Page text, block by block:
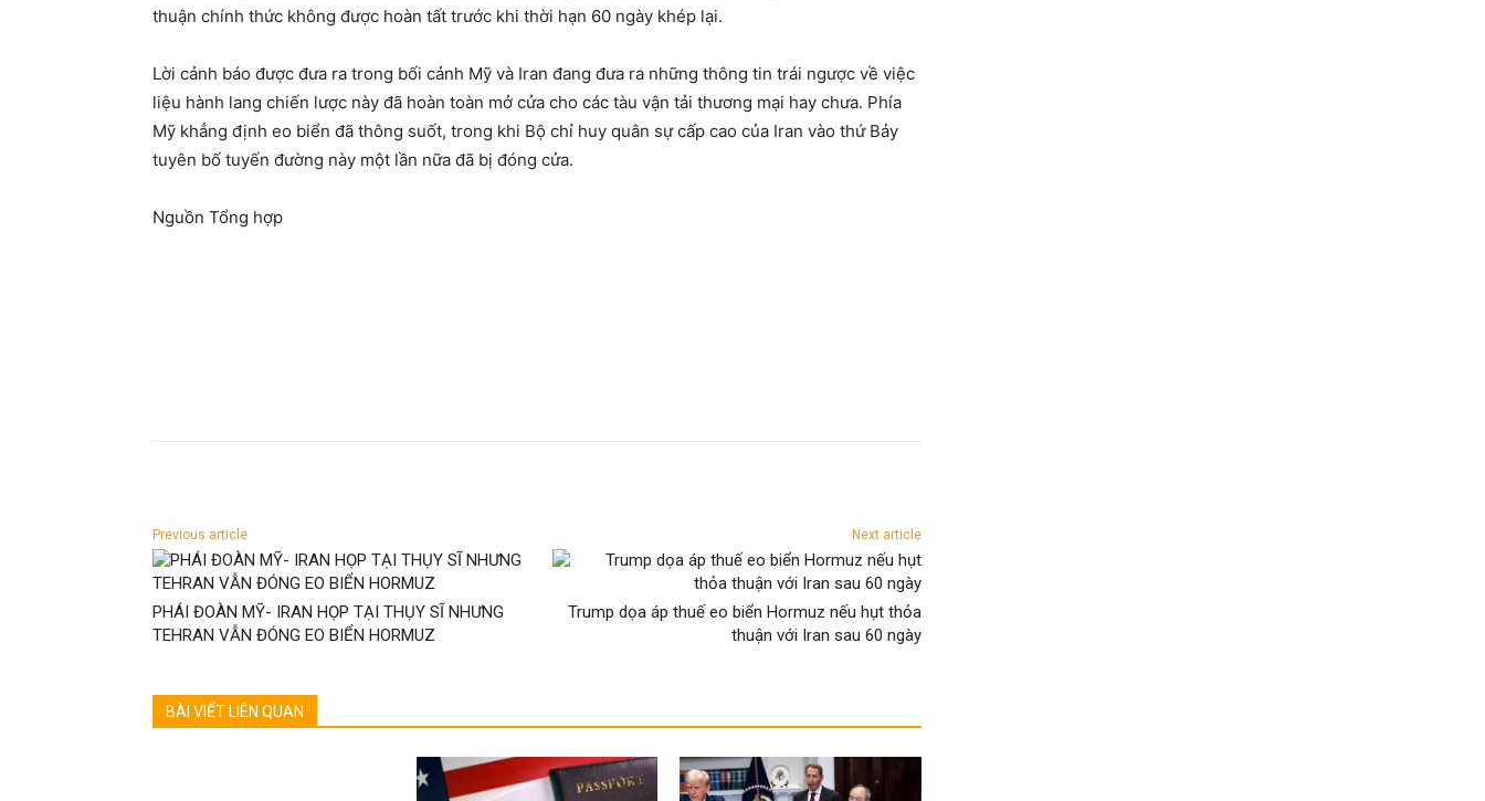
thuận chính thức không được hoàn tất trước khi thời hạn 60 ngày khép lại.
Lời cảnh báo được đưa ra trong bối cảnh Mỹ và Iran đang đưa ra những thông tin trái ngược về việc
liệu hành lang chiến lược này đã hoàn toàn mở cửa cho các tàu vận tải thương mại hay chưa. Phía
Mỹ khẳng định eo biển đã thông suốt, trong khi Bộ chỉ huy quân sự cấp cao của Iran vào thứ Bảy
tuyên bố tuyến đường này một lần nữa đã bị đóng cửa.
Nguồn Tổng hợp
Previous article
PHÁI ĐOÀN MỸ- IRAN HỌP TẠI THỤY SĨ NHƯNG
TEHRAN VẪN ĐÓNG EO BIỂN HORMUZ
Next article
Trump dọa áp thuế eo biển Hormuz nếu hụt thỏa
thuận với Iran sau 60 ngày
BÀI VIẾT LIÊN QUAN